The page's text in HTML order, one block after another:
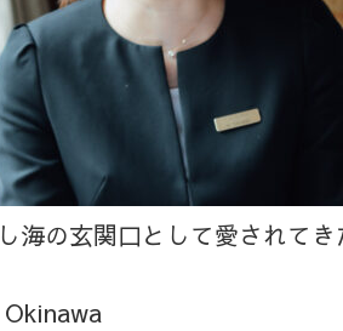
海の玄関口として愛されて